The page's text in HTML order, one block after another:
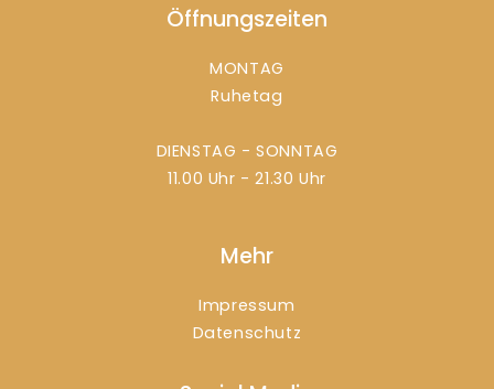
Öffnungszeiten
MONTAG
Ruhetag
DIENSTAG - SONNTAG
11.00 Uhr - 21.30 Uhr
Mehr
Impressum
Datenschutz